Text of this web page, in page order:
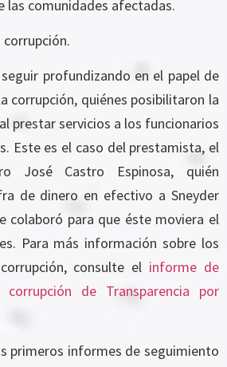
las comunidades afectadas.
profundizando en el papel de
corrupción, quiénes posibilitaron la
prestar servicios a los funcionarios
Este es el caso del prestamista, el
José Castro Espinosa, quién
de dinero en efectivo a Sneyder
colaboró para que éste moviera el
Para más información sobre los
consulte el informe de
de Transparencia por
primeros informes de seguimiento